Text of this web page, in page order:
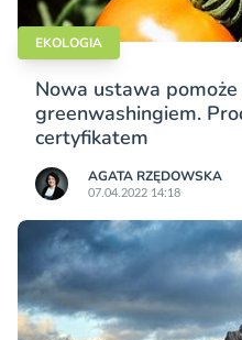
EKOLOGIA
Nowa ustawa
greenwashingiem.
certyfikatem
AGATA RZĘDOWSKA
07.04.2022 14:18